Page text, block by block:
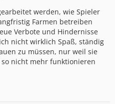
werden, wie Spieler
Farmen betreiben
Verbote und Hindernisse
nicht wirklich Spaß, ständig
zu müssen, nur weil sie
nicht mehr funktionieren